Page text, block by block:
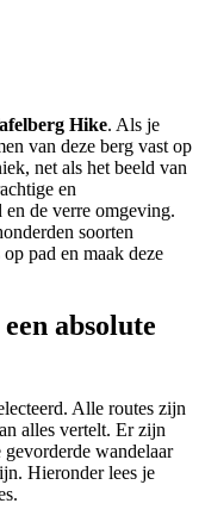
Hike. Als je
van deze berg vast op
net als het beeld van
en
de verre omgeving.
soorten
pad en maak deze
absolute
Alle routes zijn
alles vertelt. Er zijn
wandelaar
Hieronder lees je